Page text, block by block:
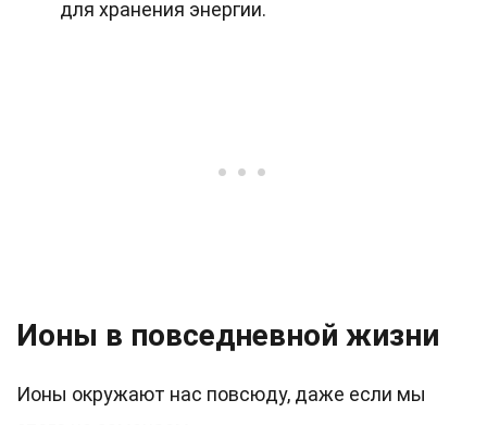
для хранения энергии.
Ионы в повседневной жизни
Ионы окружают нас повсюду, даже если мы